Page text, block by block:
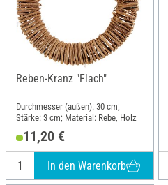
Reben-Kranz "Flach"
Durchmesser (außen): 30 cm;
Stärke: 3 cm; Material: Rebe, Holz
11,20 €
In den Warenkorb